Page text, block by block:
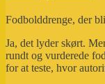
Fodbolddrenge, der
Ja, det lyder skørt.
rundt og vurderede
for at teste, hvor